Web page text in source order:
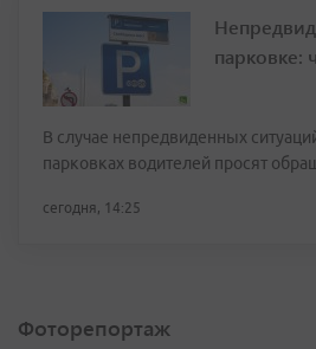
парковке:
В случае непредвиденных
парковках водителей просят
сегодня, 14:25
Фоторепортаж